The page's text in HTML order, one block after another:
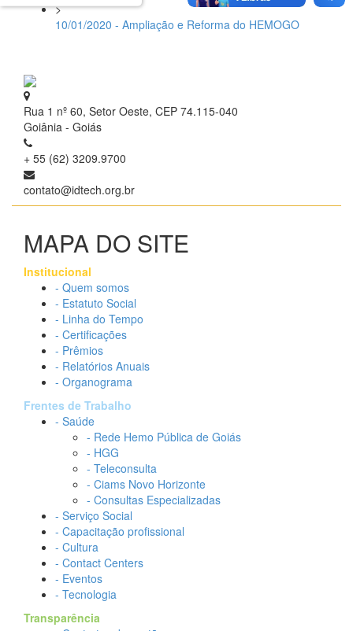
>
10/01/2020 - Ampliação e Reforma do HEMOGO
Rua 1 nº 60, Setor Oeste, CEP 74.115-040
Goiânia - Goiás
+ 55 (62) 3209.9700
contato@idtech.org.br
MAPA DO SITE
Institucional
- Quem somos
- Estatuto Social
- Linha do Tempo
- Certificações
- Prêmios
- Relatórios Anuais
- Organograma
Frentes de Trabalho
- Saúde
- Rede Hemo Pública de Goiás
- HGG
- Teleconsulta
- Ciams Novo Horizonte
- Consultas Especializadas
- Serviço Social
- Capacitação profissional
- Cultura
- Contact Centers
- Eventos
- Tecnologia
Transparência